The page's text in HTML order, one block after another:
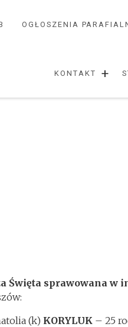
OGŁOSZENIA
KONTAKT +
Święta sprawowana w
(k) KORYLUK – 25